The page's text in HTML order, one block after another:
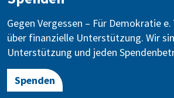
Gegen Vergessen – Für Demokratie
über finanzielle Unterstützung. Wir
Unterstützung und jeden
Spenden